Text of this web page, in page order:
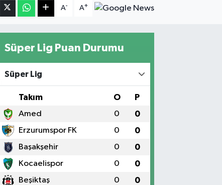
A- A+
Süper Lig Puan Durumu
Süper Lig
Takım O P
Amed 0 0
Erzurumspor FK 0 0
Başakşehir 0 0
Kocaelispor 0 0
Beşiktaş 0 0